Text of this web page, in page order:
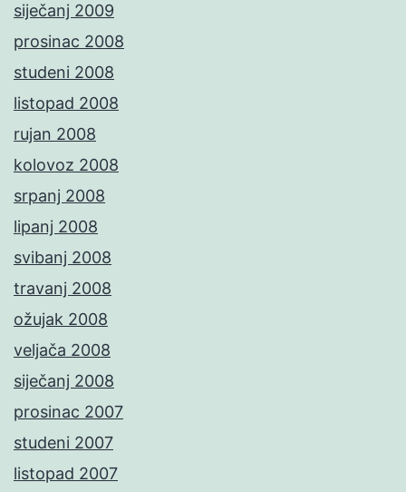
siječanj 2009
prosinac 2008
studeni 2008
listopad 2008
rujan 2008
kolovoz 2008
srpanj 2008
lipanj 2008
svibanj 2008
travanj 2008
ožujak 2008
veljača 2008
siječanj 2008
prosinac 2007
studeni 2007
listopad 2007